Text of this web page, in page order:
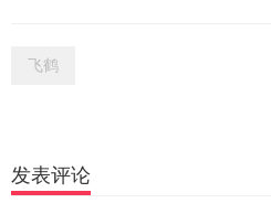
飞鹤
发表评论